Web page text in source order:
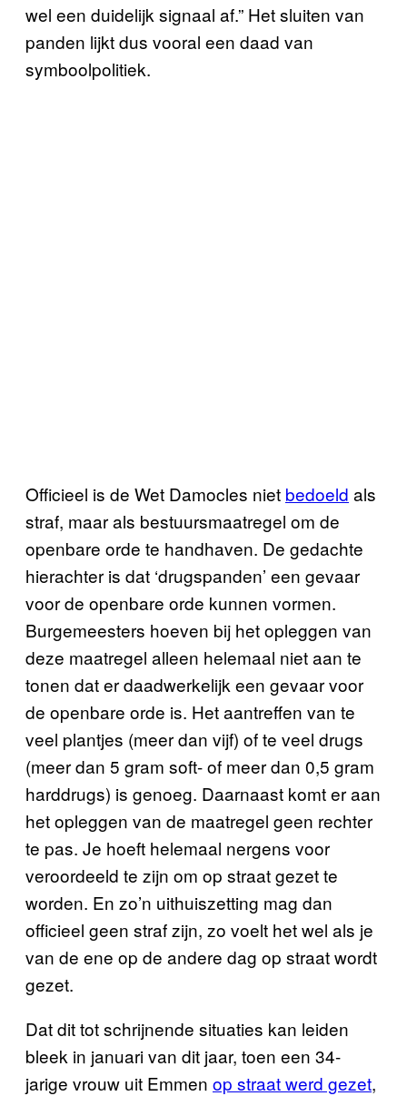
wel een duidelijk signaal af.” Het sluiten van
panden lijkt dus vooral een daad van
symboolpolitiek.
Officieel is de Wet Damocles niet bedoeld als
straf, maar als bestuursmaatregel om de
openbare orde te handhaven. De gedachte
hierachter is dat ‘drugspanden’ een gevaar
voor de openbare orde kunnen vormen.
Burgemeesters hoeven bij het opleggen van
deze maatregel alleen helemaal niet aan te
tonen dat er daadwerkelijk een gevaar voor
de openbare orde is. Het aantreffen van te
veel plantjes (meer dan vijf) of te veel drugs
(meer dan 5 gram soft- of meer dan 0,5 gram
harddrugs) is genoeg. Daarnaast komt er aan
het opleggen van de maatregel geen rechter
te pas. Je hoeft helemaal nergens voor
veroordeeld te zijn om op straat gezet te
worden. En zo’n uithuiszetting mag dan
officieel geen straf zijn, zo voelt het wel als je
van de ene op de andere dag op straat wordt
gezet.
Dat dit tot schrijnende situaties kan leiden
bleek in januari van dit jaar, toen een 34-
jarige vrouw uit Emmen op straat werd gezet,